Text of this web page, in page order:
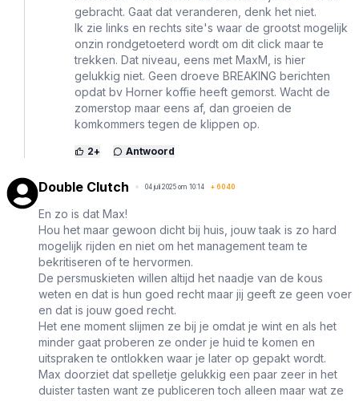
gebracht. Gaat dat veranderen, denk het niet.
Ik zie links en rechts site's waar de grootst mogelijk
onzin rondgetoeterd wordt om dit click maar te
trekken. Dat niveau, eens met MaxM, is hier
gelukkig niet. Geen droeve BREAKING berichten
opdat bv Horner koffie heeft gemorst. Wacht de
zomerstop maar eens af, dan groeien de
komkommers tegen de klippen op.
2+ Antwoord
Double Clutch 04 juli 2025 om 10:14 + 6040
En zo is dat Max!
Hou het maar gewoon dicht bij huis, jouw taak is zo hard
mogelijk rijden en niet om het management team te
bekritiseren of te hervormen.
De persmuskieten willen altijd het naadje van de kous
weten en dat is hun goed recht maar jij geeft ze geen voer
en dat is jouw goed recht.
Het ene moment slijmen ze bij je omdat je wint en als het
minder gaat proberen ze onder je huid te komen en
uitspraken te ontlokken waar je later op gepakt wordt.
Max doorziet dat spelletje gelukkig een paar zeer in het
duister tasten want ze publiceren toch alleen maar wat ze